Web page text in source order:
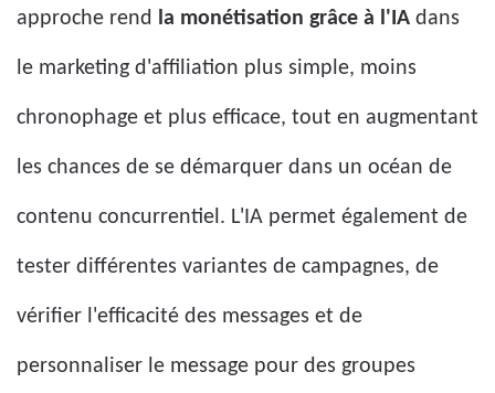
approche rend la monétisation grâce à l'IA dans
le marketing d'affiliation plus simple, moins
chronophage et plus efficace, tout en augmentant
les chances de se démarquer dans un océan de
contenu concurrentiel. L'IA permet également de
tester différentes variantes de campagnes, de
vérifier l'efficacité des messages et de
personnaliser le message pour des groupes